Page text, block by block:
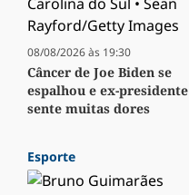
08/08/2026 às 19:30
Câncer de Joe Biden se
espalhou e ex-presidente
sente muitas dores
Esporte